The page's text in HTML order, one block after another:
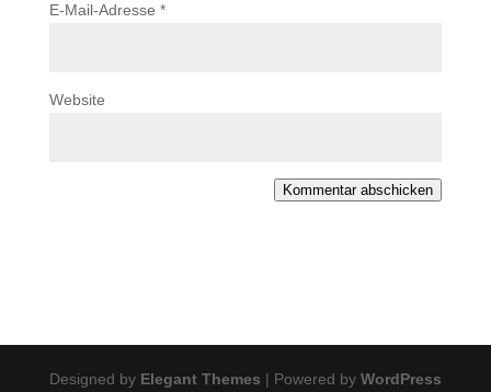
E-Mail-Adresse *
Website
Kommentar abschicken
Designed by Elegant Themes | Powered by WordPress